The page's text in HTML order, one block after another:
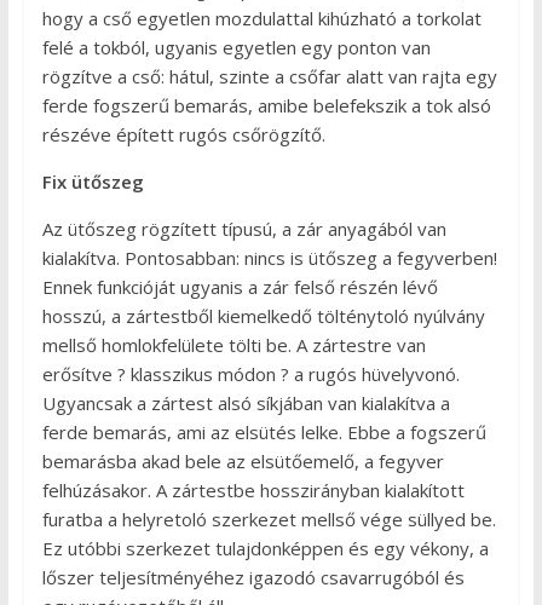
hogy a cső egyetlen mozdulattal kihúzható a torkolat
felé a tokból, ugyanis egyetlen egy ponton van
rögzítve a cső: hátul, szinte a csőfar alatt van rajta egy
ferde fogszerű bemarás, amibe belefekszik a tok alsó
részéve épített rugós csőrögzítő.
Fix ütőszeg
Az ütőszeg rögzített típusú, a zár anyagából van
kialakítva. Pontosabban: nincs is ütőszeg a fegyverben!
Ennek funkcióját ugyanis a zár felső részén lévő
hosszú, a zártestből kiemelkedő tölténytoló nyúlvány
mellső homlokfelülete tölti be. A zártestre van
erősítve ? klasszikus módon ? a rugós hüvelyvonó.
Ugyancsak a zártest alsó síkjában van kialakítva a
ferde bemarás, ami az elsütés lelke. Ebbe a fogszerű
bemarásba akad bele az elsütőemelő, a fegyver
felhúzásakor. A zártestbe hosszirányban kialakított
furatba a helyretoló szerkezet mellső vége süllyed be.
Ez utóbbi szerkezet tulajdonképpen és egy vékony, a
lőszer teljesítményéhez igazodó csavarrugóból és